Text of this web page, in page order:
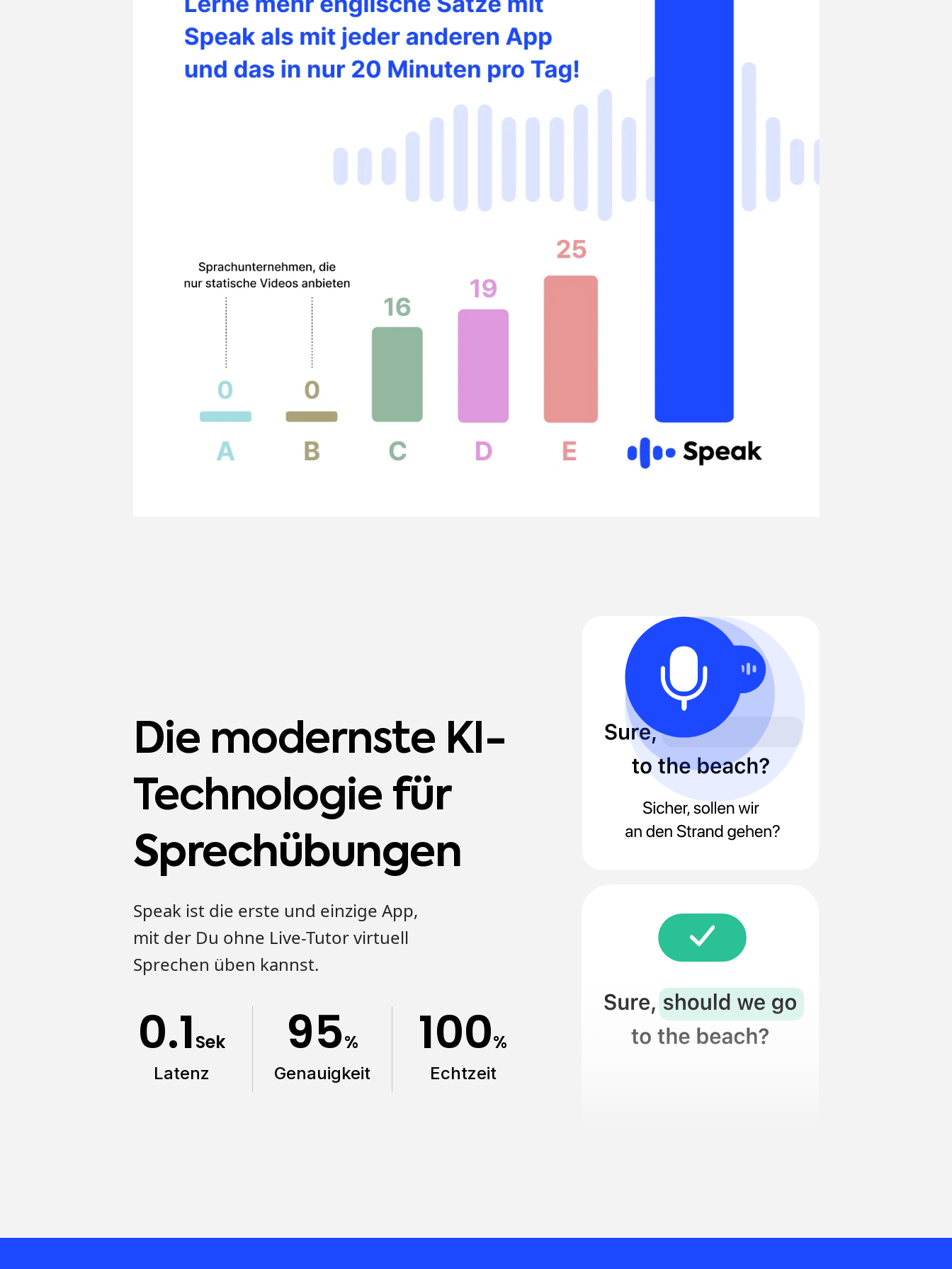
Die modernste KI-
Technologie für
Sprechübungen
Speak ist die erste und einzige App,
mit der Du ohne Live-Tutor virtuell
Sprechen üben kannst.
0.1Sek
Latenz
95%
Genauigkeit
100%
Echtzeit